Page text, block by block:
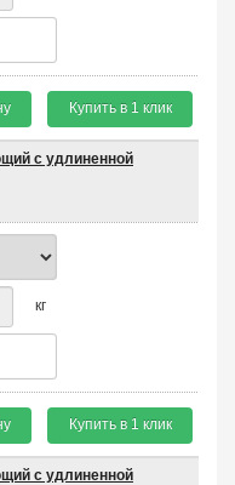
Купить в 1 клик
с удлиненной
кг
Купить в 1 клик
с удлиненной